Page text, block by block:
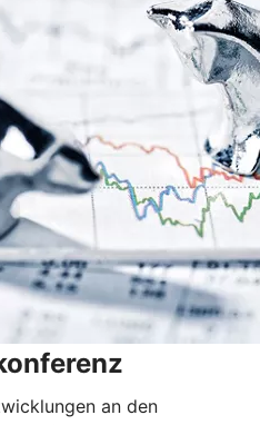
an den